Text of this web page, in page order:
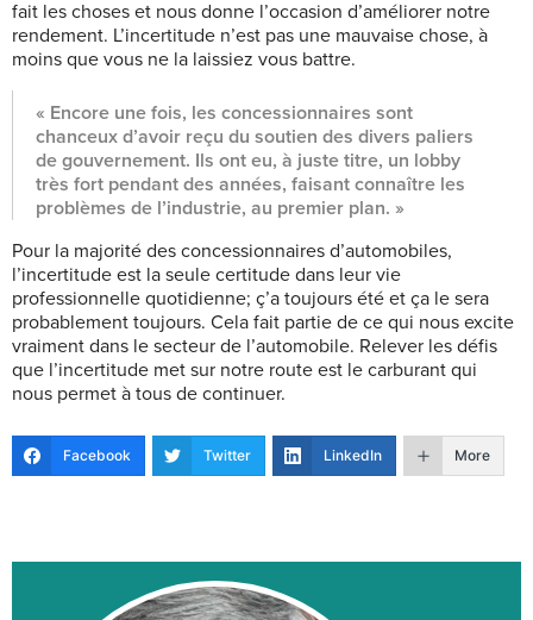
fait les choses et nous donne l’occasion d’améliorer notre
rendement. L’incertitude n’est pas une mauvaise chose, à
moins que vous ne la laissiez vous battre.
« Encore une fois, les concessionnaires sont
chanceux d’avoir reçu du soutien des divers paliers
de gouvernement. Ils ont eu, à juste titre, un lobby
très fort pendant des années, faisant connaître les
problèmes de l’industrie, au premier plan. »
Pour la majorité des concessionnaires d’automobiles,
l’incertitude est la seule certitude dans leur vie
professionnelle quotidienne; ç’a toujours été et ça le sera
probablement toujours. Cela fait partie de ce qui nous excite
vraiment dans le secteur de l’automobile. Relever les défis
que l’incertitude met sur notre route est le carburant qui
nous permet à tous de continuer.
Facebook Twitter LinkedIn More